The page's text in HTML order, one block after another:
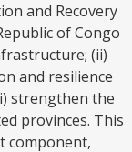
and Recovery
of Congo
(ii)
and resilience
strengthen the
provinces. This
component,